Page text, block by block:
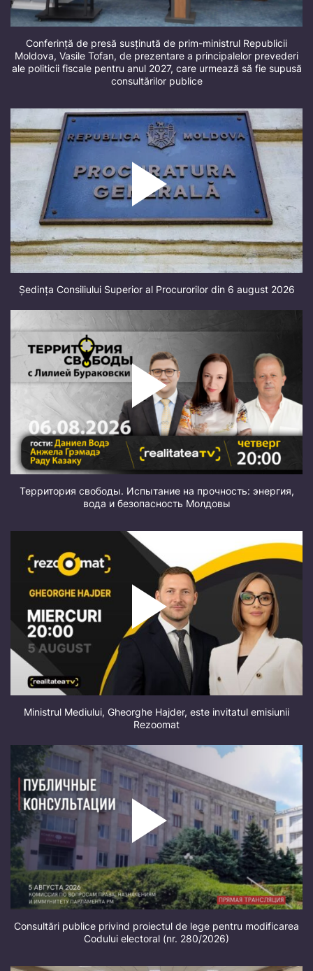
Conferință de presă susținută de prim-ministrul Republicii
Moldova, Vasile Tofan, de prezentare a principalelor prevederi
ale politicii fiscale pentru anul 2027, care urmează să fie supusă
consultărilor publice
Ședința Consiliului Superior al Procurorilor din 6 august 2026
Территория свободы. Испытание на прочность: энергия,
вода и безопасность Молдовы
Ministrul Mediului, Gheorghe Hajder, este invitatul emisiunii
Rezoomat
Consultări publice privind proiectul de lege pentru modificarea
Codului electoral (nr. 280/2026)